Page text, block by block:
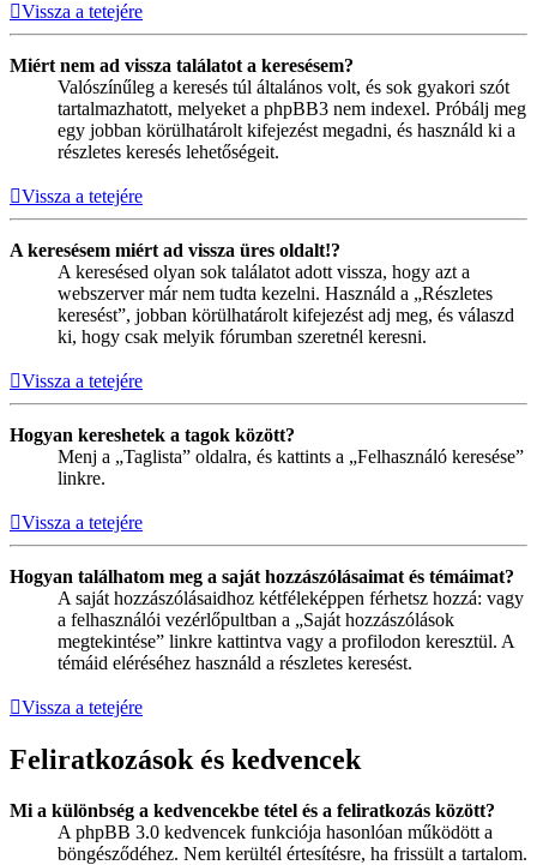
Vissza a tetejére
Miért nem ad vissza találatot a keresésem?
Valószínűleg a keresés túl általános volt, és sok gyakori szót
tartalmazhatott, melyeket a phpBB3 nem indexel. Próbálj meg
egy jobban körülhatárolt kifejezést megadni, és használd ki a
részletes keresés lehetőségeit.
Vissza a tetejére
A keresésem miért ad vissza üres oldalt!?
A keresésed olyan sok találatot adott vissza, hogy azt a
webszerver már nem tudta kezelni. Használd a „Részletes
keresést”, jobban körülhatárolt kifejezést adj meg, és válaszd
ki, hogy csak melyik fórumban szeretnél keresni.
Vissza a tetejére
Hogyan kereshetek a tagok között?
Menj a „Taglista” oldalra, és kattints a „Felhasználó keresése”
linkre.
Vissza a tetejére
Hogyan találhatom meg a saját hozzászólásaimat és témáimat?
A saját hozzászólásaidhoz kétféleképpen férhetsz hozzá: vagy
a felhasználói vezérlőpultban a „Saját hozzászólások
megtekintése” linkre kattintva vagy a profilodon keresztül. A
témáid eléréséhez használd a részletes keresést.
Vissza a tetejére
Feliratkozások és kedvencek
Mi a különbség a kedvencekbe tétel és a feliratkozás között?
A phpBB 3.0 kedvencek funkciója hasonlóan működött a
böngésződéhez. Nem kerültél értesítésre, ha frissült a tartalom.